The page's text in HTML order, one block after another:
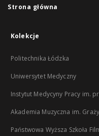
Strona główna
Kolekcje
Politechnika Łódzka
Uniwersytet Medyczny
Instytut Medycyny Pracy im.
Akademia Muzyczna im.
Państwowa Wyższa Szkoła